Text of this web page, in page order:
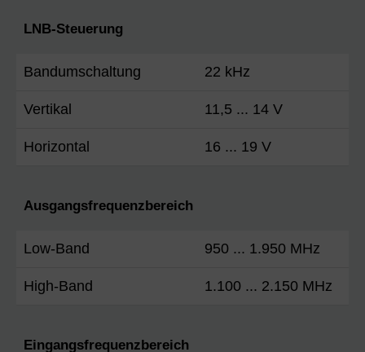
LNB-Steuerung
Bandumschaltung 22 kHz
Vertikal 11,5 ... 14 V
Horizontal 16 ... 19 V
Ausgangsfrequenzbereich
Low-Band 950 ... 1.950 MHz
High-Band 1.100 ... 2.150 MHz
Eingangsfrequenzbereich